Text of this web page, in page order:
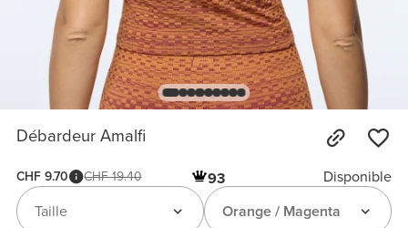
Débardeur Amalfi
CHF 9.70 CHF 19.40 93
Disponible
Orange / Magenta
Taille